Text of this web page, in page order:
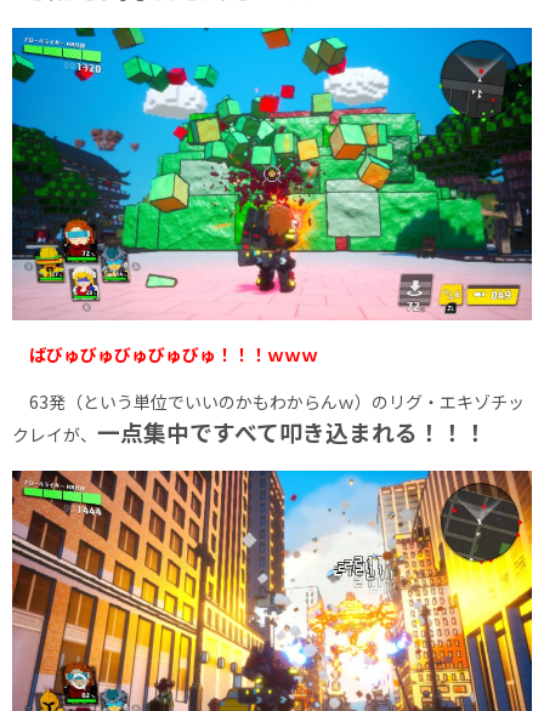
ばびゅびゅびゅびゅびゅ！！！ｗｗｗ
63発（という単位でいいのかもわからんｗ）のリグ・エキゾチッ
クレイが、 一点集中ですべて叩き込まれる！！！